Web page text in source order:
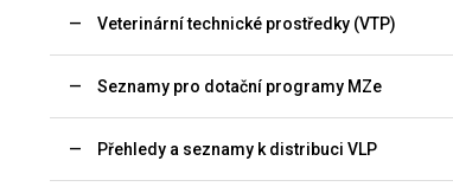
Veterinární technické prostředky (VTP)
Seznamy pro dotační programy MZe
Přehledy a seznamy k distribuci VLP